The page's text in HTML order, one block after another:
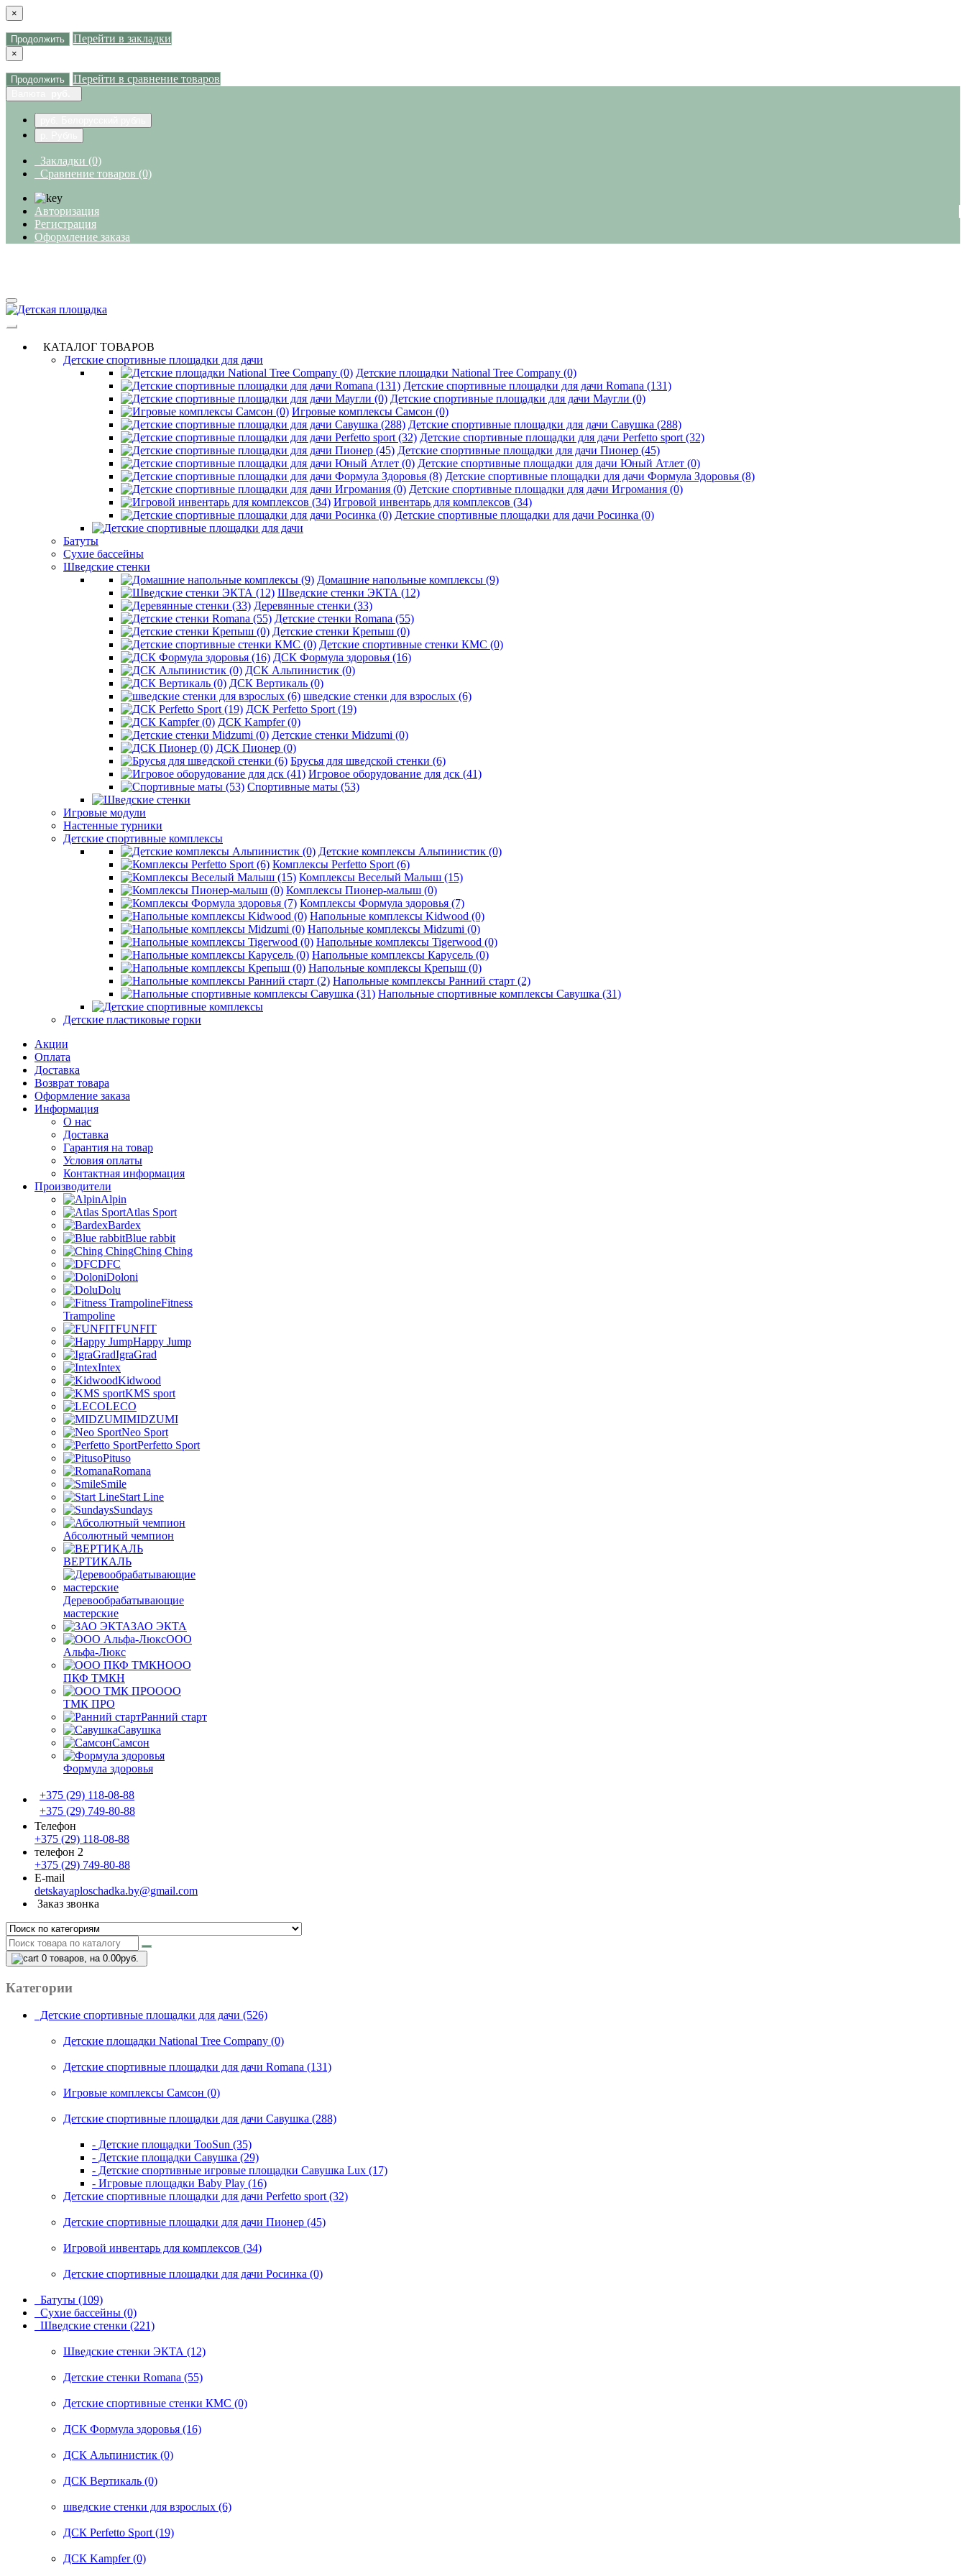
×
Продолжить Перейти в закладки
×
Продолжить Перейти в сравнение товаров
Закладки (0)
Сравнение товаров (0)
Авторизация
Регистрация
Оформление заказа
КАТАЛОГ ТОВАРОВ
Детские спортивные площадки для дачи
Детские площадки National Tree Company (0)
Детские спортивные площадки для дачи Romana (131)
Детские спортивные площадки для дачи Маугли (0)
Игровые комплексы Самсон (0)
Детские спортивные площадки для дачи Савушка (288)
Детские спортивные площадки для дачи Perfetto sport (32)
Детские спортивные площадки для дачи Пионер (45)
Детские спортивные площадки для дачи Юный Атлет (0)
Детские спортивные площадки для дачи Формула Здоровья (8)
Детские спортивные площадки для дачи Игромания (0)
Игровой инвентарь для комплексов (34)
Детские спортивные площадки для дачи Росинка (0)
Батуты
Сухие бассейны
Шведские стенки
Домашние напольные комплексы (9)
Шведские стенки ЭКТА (12)
Деревянные стенки (33)
Детские стенки Romana (55)
Детские стенки Крепыш (0)
Детские спортивные стенки КМС (0)
ДСК Формула здоровья (16)
ДСК Альпинистик (0)
ДСК Вертикаль (0)
шведские стенки для взрослых (6)
ДСК Perfetto Sport (19)
ДСК Kampfer (0)
Детские стенки Midzumi (0)
ДСК Пионер (0)
Брусья для шведской стенки (6)
Игровое оборудование для дск (41)
Спортивные маты (53)
Игровые модули
Настенные турники
Детские спортивные комплексы
Детские комплексы Альпинистик (0)
Комплексы Perfetto Sport (6)
Комплексы Веселый Малыш (15)
Комплексы Пионер-малыш (0)
Комплексы Формула здоровья (7)
Напольные комплексы Kidwood (0)
Напольные комплексы Midzumi (0)
Напольные комплексы Tigerwood (0)
Напольные комплексы Карусель (0)
Напольные комплексы Крепыш (0)
Напольные комплексы Ранний старт (2)
Напольные спортивные комплексы Савушка (31)
Детские пластиковые горки
Акции
Оплата
Доставка
Возврат товара
Оформление заказа
Информация
О нас
Доставка
Гарантия на товар
Условия оплаты
Контактная информация
Производители
Alpin
Atlas Sport
Bardex
Blue rabbit
Ching Ching
DFC
Doloni
Dolu
Fitness
Trampoline
FUNFIT
Happy Jump
IgraGrad
Intex
Kidwood
KMS sport
LECO
MIDZUMI
Neo Sport
Perfetto Sport
Pituso
Romana
Smile
Start Line
Sundays
Абсолютный чемпион
ВЕРТИКАЛЬ
Деревообрабатывающие
мастерские
ЗАО ЭКТА
ООО
Альфа-Люкс
ООО
ПКФ ТМКН
ООО
ТМК ПРО
Ранний старт
Савушка
Самсон
Формула здоровья
+375 (29) 118-08-88
+375 (29) 749-80-88
Телефон
+375 (29) 118-08-88
телефон 2
+375 (29) 749-80-88
E-mail
detskayaploschadka.by@gmail.com
Заказ звонка
0 товаров, на 0.00руб.
Категории
Детские спортивные площадки для дачи (526)
Детские площадки National Tree Company (0)
Детские спортивные площадки для дачи Romana (131)
Игровые комплексы Самсон (0)
Детские спортивные площадки для дачи Савушка (288)
- Детские площадки TooSun (35)
- Детские площадки Савушка (29)
- Детские спортивные игровые площадки Савушка Lux (17)
- Игровые площадки Baby Play (16)
Детские спортивные площадки для дачи Perfetto sport (32)
Детские спортивные площадки для дачи Пионер (45)
Игровой инвентарь для комплексов (34)
Детские спортивные площадки для дачи Росинка (0)
Батуты (109)
Сухие бассейны (0)
Шведские стенки (221)
Шведские стенки ЭКТА (12)
Детские стенки Romana (55)
Детские спортивные стенки КМС (0)
ДСК Формула здоровья (16)
ДСК Альпинистик (0)
ДСК Вертикаль (0)
шведские стенки для взрослых (6)
ДСК Perfetto Sport (19)
ДСК Kampfer (0)